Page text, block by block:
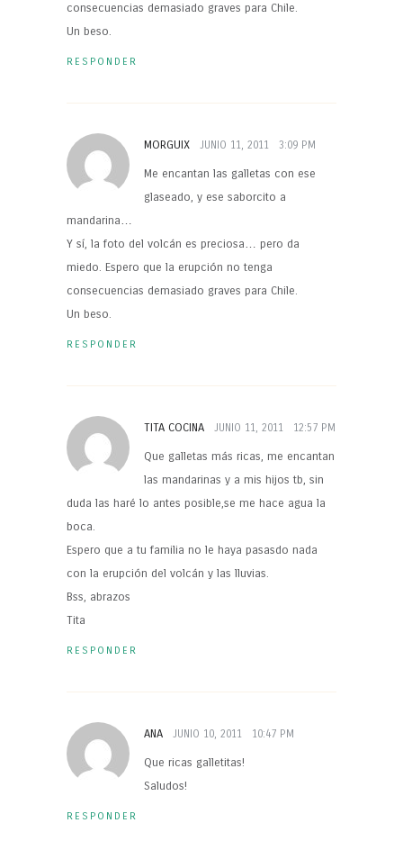
consecuencias demasiado graves para Chile.
Un beso.
RESPONDER
MORGUIX JUNIO 11, 2011 3:09 PM
Me encantan las galletas con ese
glaseado, y ese saborcito a
mandarina…
Y sí, la foto del volcán es preciosa… pero da
miedo. Espero que la erupción no tenga
consecuencias demasiado graves para Chile.
Un beso.
RESPONDER
TITA COCINA JUNIO 11, 2011 12:57 PM
Que galletas más ricas, me encantan
las mandarinas y a mis hijos tb, sin
duda las haré lo antes posible,se me hace agua la
boca.
Espero que a tu familia no le haya pasasdo nada
con la erupción del volcán y las lluvias.
Bss, abrazos
Tita
RESPONDER
ANA JUNIO 10, 2011 10:47 PM
Que ricas galletitas!
Saludos!
RESPONDER